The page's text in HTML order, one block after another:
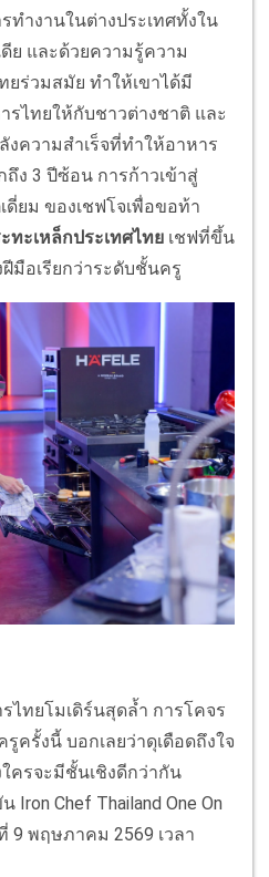
ำงานในต่างประเทศทั้งใน
ย และด้วยความรู้ความ
ยร่วมสมัย ทำให้เขาได้มี
รไทยให้กับชาวต่างชาติ และ
ความสำเร็จที่ทำให้อาหาร
ถึง 3 ปีซ้อน การก้าวเข้าสู่
ดี่ยม ของเชฟโจเพื่อขอท้า
ทะเหล็กประเทศไทย เชฟที่ขึ้น
มือเรียกว่าระดับชั้นครู
ไทยโมเดิร์นสุดล้ำ การโคจร
ครั้งนี้ บอกเลยว่าดุเดือดถึงใจ
ครจะมีชั้นเชิงดีกว่ากัน
Chef Thailand One On
9 พฤษภาคม 2569 เวลา